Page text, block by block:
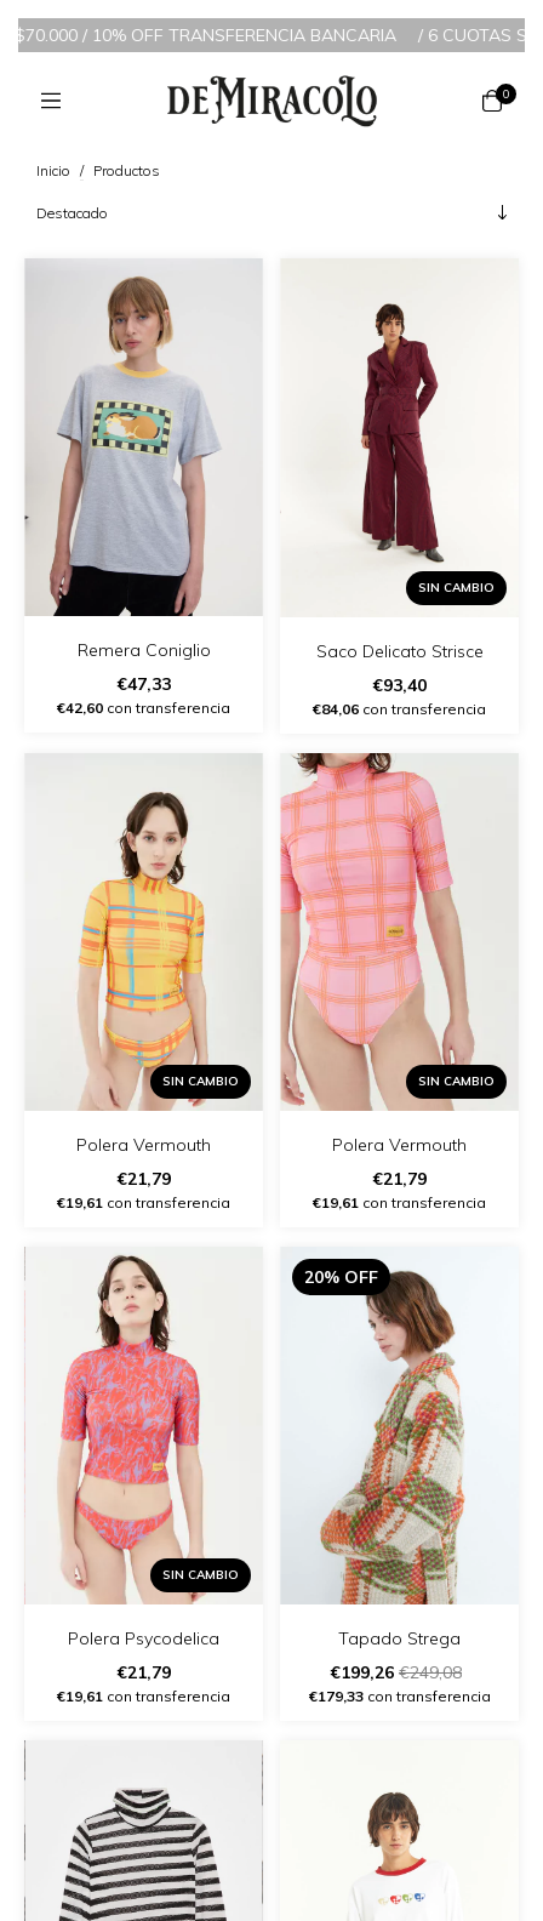
TRANSFERENCIA BANCARIA /6 CUOTAS SIN INTERÉS A
0
Inicio / Productos
Remera Coniglio
€47,33
€42,60 con transferencia
SIN CAMBIO
Saco Delicato Strisce
€93,40
€84,06 con transferencia
SIN CAMBIO
Polera Vermouth
€21,79
€19,61 con transferencia
SIN CAMBIO
Polera Vermouth
€21,79
€19,61 con transferencia
SIN CAMBIO
Polera Psycodelica
€21,79
€19,61 con transferencia
20% OFF
Tapado Strega
€199,26 €249,08
€179,33con transferencia